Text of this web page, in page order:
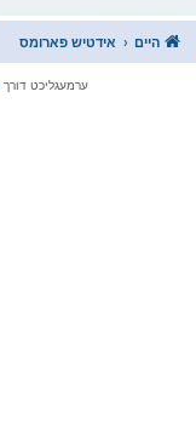
היים אידטיש פארומס
ערמעגליכט דורך